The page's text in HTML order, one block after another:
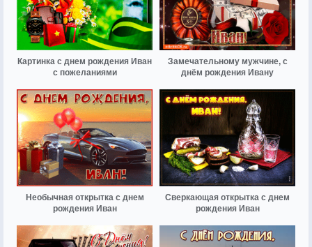
Картинка с днем рождения Иван
с пожеланиями
Замечательному мужчине, с
днём рождения Ивану
Необычная открытка с днем
рождения Иван
Сверкающая открытка с днем
рождения Иван